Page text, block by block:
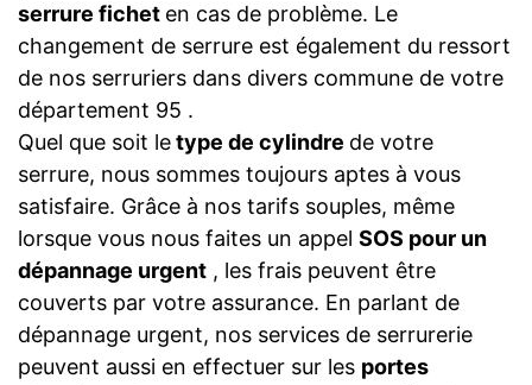
serrure fichet en cas de problème. Le
changement de serrure est également du ressort
de nos serruriers dans divers commune de votre
département 95 .
Quel que soit letype de cylindre de votre
serrure, nous sommes toujours aptes à vous
satisfaire. Grâce à nos tarifs souples, même
lorsque vous nous faites un appel SOS pour un
dépannage urgent , les frais peuvent être
couverts par votre assurance. En parlant de
dépannage urgent, nos services de serrurerie
peuvent aussi en effectuer sur les portes